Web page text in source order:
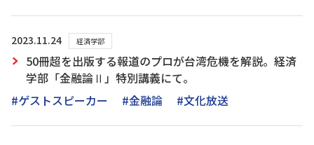
2023.11.24 経済学部
50冊超を出版する報道のプロが台湾危機を解説。経済
学部「金融論Ⅱ」特別講義にて。
#ゲストスピーカー
#金融論 #文化放送